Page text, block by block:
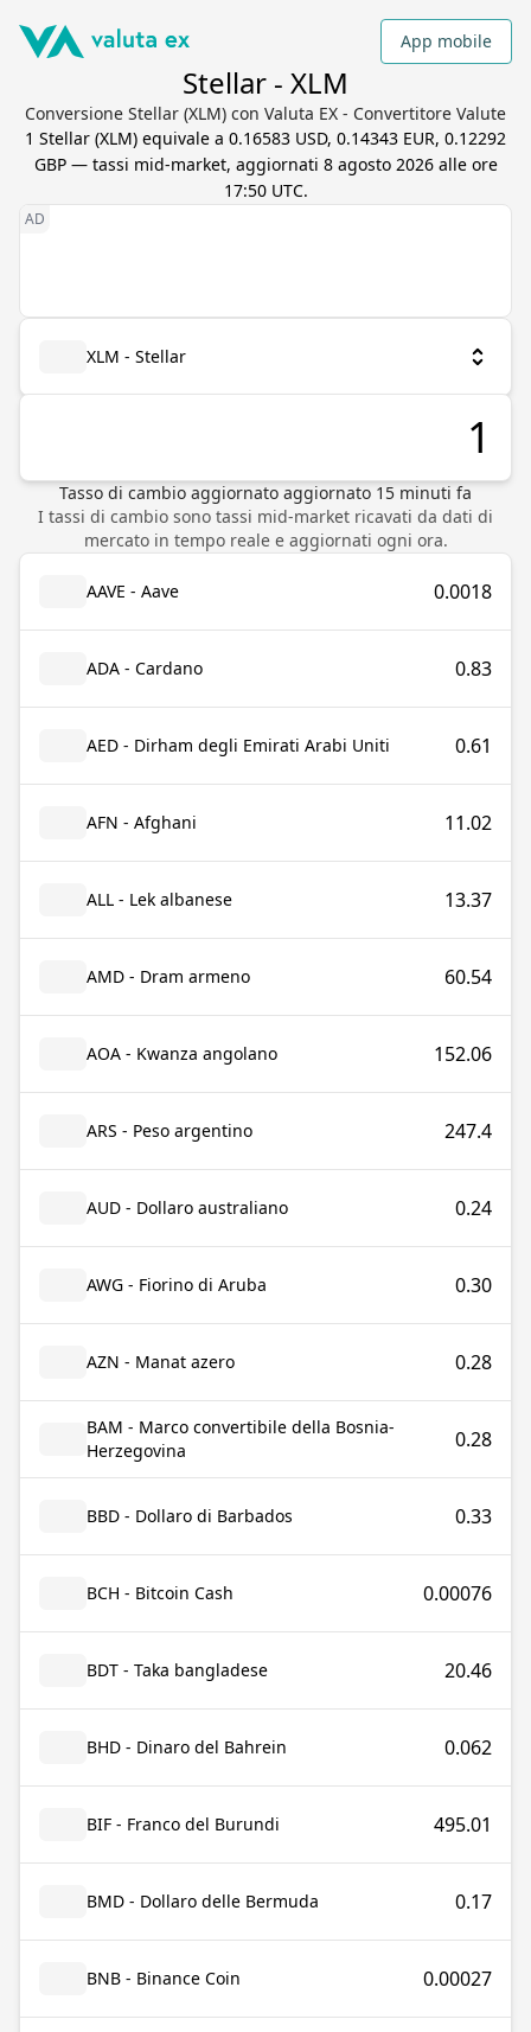
App mobile
Stellar - XLM
Conversione Stellar (XLM) con Valuta EX - Convertitore Valute
1 Stellar (XLM) equivale a 0.16583 USD, 0.14343 EUR, 0.12292
GBP— tassi mid-market, aggiornati 8 agosto 2026 alle ore
17:50 UTC.
XLM - Stellar
Tasso di cambio aggiornato aggiornato 15 minuti fa
I tassi di cambio sono tassi mid-market ricavati da dati di
mercato in tempo reale e aggiornati ogni ora.
AAVE - Aave 0.0018
ADA - Cardano 0.83
AED - Dirham degli Emirati Arabi Uniti 0.61
AFN - Afghani 11.02
ALL - Lek albanese 13.37
AMD - Dram armeno 60.54
AOA - Kwanza angolano 152.06
ARS - Peso argentino 247.4
AUD - Dollaro australiano 0.24
AWG - Fiorino di Aruba 0.30
AZN - Manat azero 0.28
BAM - Marco convertibile della Bosnia-
Herzegovina
0.28
BBD - Dollaro di Barbados 0.33
BCH - Bitcoin Cash 0.00076
BDT - Taka bangladese 20.46
BHD - Dinaro del Bahrein 0.062
BIF - Franco del Burundi 495.01
BMD - Dollaro delle Bermuda 0.17
BNB - Binance Coin 0.00027